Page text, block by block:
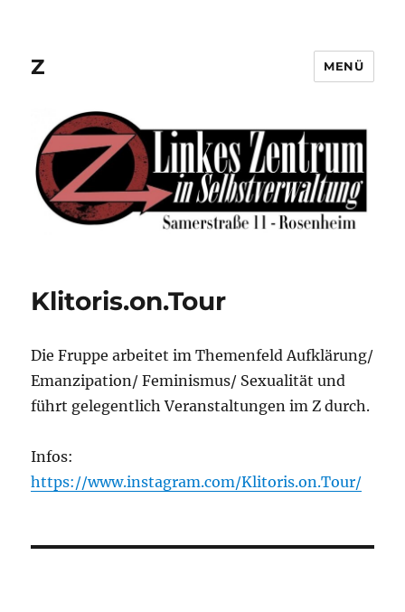
Z MENÜ
Klitoris.on.Tour
Die Fruppe arbeitet im Themenfeld Aufklärung/
Emanzipation/ Feminismus/ Sexualität und
führt gelegentlich Veranstaltungen im Z durch.
Infos:
https://www.instagram.com/Klitoris.on.Tour/